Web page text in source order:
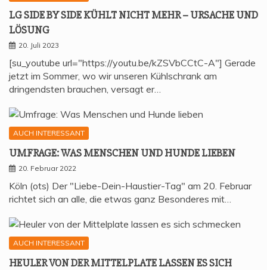
LG SIDE BY SIDE KÜHLT NICHT MEHR – URSA­CHE UND
LÖSUNG
20. Juli 2023
[su_youtube url="https://youtu.be/kZSVbCCtC-A"] Gerade
jetzt im Sommer, wo wir unseren Kühlschrank am
dringendsten brauchen, versagt er…
AUCH INTERESSANT
UMFRA­GE: WAS MEN­SCHEN UND HUN­DE LIEBEN
20. Februar 2022
Köln (ots) Der "Liebe-Dein-Haustier-Tag" am 20. Februar
richtet sich an alle, die etwas ganz Besonderes mit…
AUCH INTERESSANT
HEU­LER VON DER MIT­TEL­P­LA­TE LAS­SEN ES SICH